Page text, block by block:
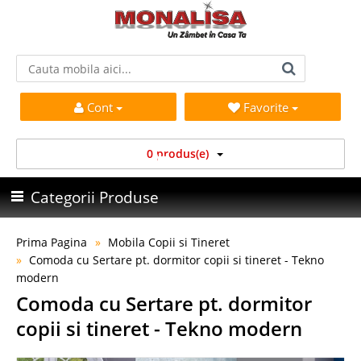
Cont Favorite
0 produs(e)
Categorii Produse
Prima Pagina
Mobila Copii si Tineret
Comoda cu Sertare pt. dormitor copii si tineret - Tekno
modern
Comoda cu Sertare pt. dormitor
copii si tineret - Tekno modern